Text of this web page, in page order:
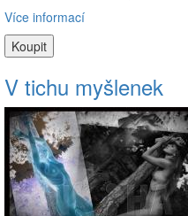
Více informací
V tichu myšlenek